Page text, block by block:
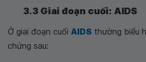
3.3 Giai đoạn cuối: AIDS
Ở giai đoạn cuối AIDS thường biểu
chứng sau: